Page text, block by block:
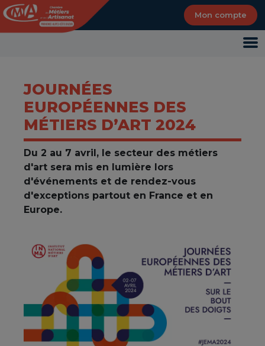
Mon compte
JOURNÉES
EUROPÉENNES DES
MÉTIERS D’ART 2024
Du 2 au 7 avril, le secteur des métiers
d'art sera mis en lumière lors
d'événements et de rendez-vous
d'exceptions partout en France et en
Europe.
Panneau de gestion des cookies